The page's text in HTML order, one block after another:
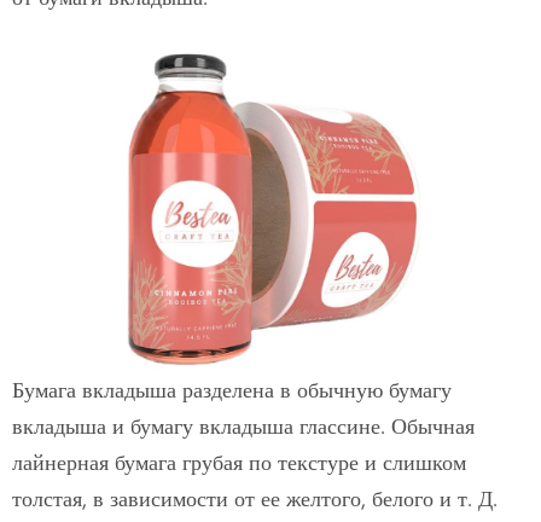
Бумага вкладыша разделена в обычную бумагу
вкладыша и бумагу вкладыша глассине. Обычная
лайнерная бумага грубая по текстуре и слишком
толстая, в зависимости от ее желтого, белого и т. Д.